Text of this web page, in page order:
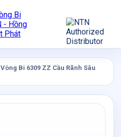
Vòng Bi 6309 ZZ Cầu Rãnh Sâu